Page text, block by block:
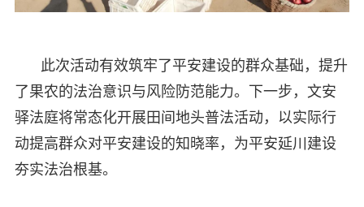
此次活动有效筑牢了平安建设的群众基础，提升
了果农的法治意识与风险防范能力。下一步，文安
驿法庭将常态化开展田间地头普法活动，以实际行
动提高群众对平安建设的知晓率，为平安延川建设
夯实法治根基。